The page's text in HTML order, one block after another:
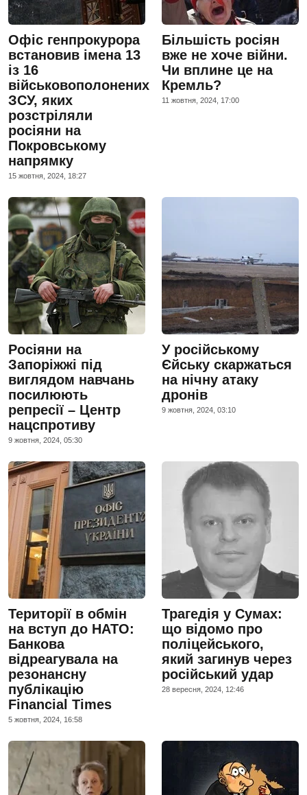
Офіс генпрокурора
встановив імена 13
із 16
військовополонених
ЗСУ, яких
розстріляли
росіяни на
Покровському
напрямку
15 жовтня, 2024, 18:27
Більшість росіян
вже не хоче війни.
Чи вплине це на
Кремль?
11 жовтня, 2024, 17:00
Росіяни на
Запоріжжі під
виглядом навчань
посилюють
репресії – Центр
нацспротиву
9 жовтня, 2024, 05:30
У російському
Єйську скаржаться
на нічну атаку
дронів
9 жовтня, 2024, 03:10
Території в обмін
на вступ до НАТО:
Банкова
відреагувала на
резонансну
публікацію
Financial Times
5 жовтня, 2024, 16:58
Трагедія у Сумах:
що відомо про
поліцейського,
який загинув через
російський удар
28 вересня, 2024, 12:46